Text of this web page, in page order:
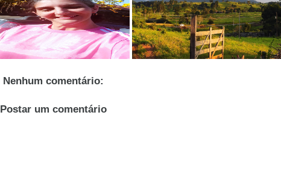
Nenhum comentário:
Postar um comentário